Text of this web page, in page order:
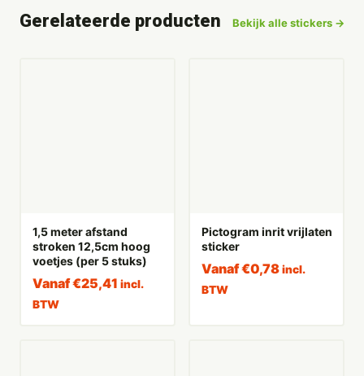
Gerelateerde producten Bekijk alle stickers →
1,5 meter afstand
stroken 12,5cm hoog
voetjes (per 5 stuks)
Vanaf€25,41 incl.
BTW
Pictogram inrit vrijlaten
sticker
Vanaf€0,78 incl.
BTW